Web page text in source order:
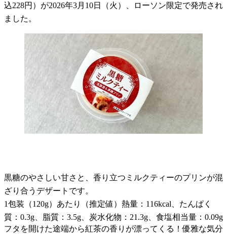
込228円）が2026年3月10日（火）、ローソン限定で発売され
ました。
黒糖のやさしい甘さと、香り立つミルクティーのプリンが混
ざり合うデザートです。
1包装（120g）あたり（推定値）熱量：116kcal、たんぱく
質：0.3g、脂質：3.5g、炭水化物：21.3g、食塩相当量：0.09g
フタを開けた途端から紅茶の香りが漂ってくる！優雅な気分